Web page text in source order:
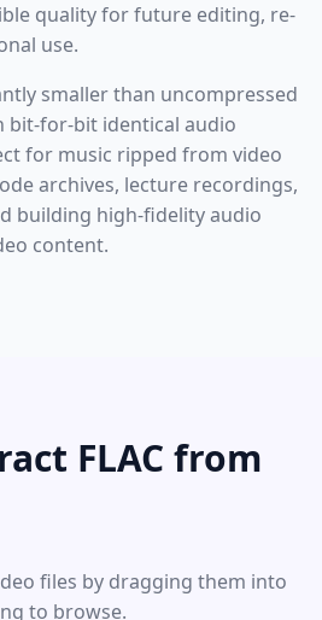
quality for future editing, re-
use.
smaller than uncompressed
bit-for-bit identical audio
for music ripped from video
archives, lecture recordings,
building high-fidelity audio
content.
FLAC from
files by dragging them into
to browse.